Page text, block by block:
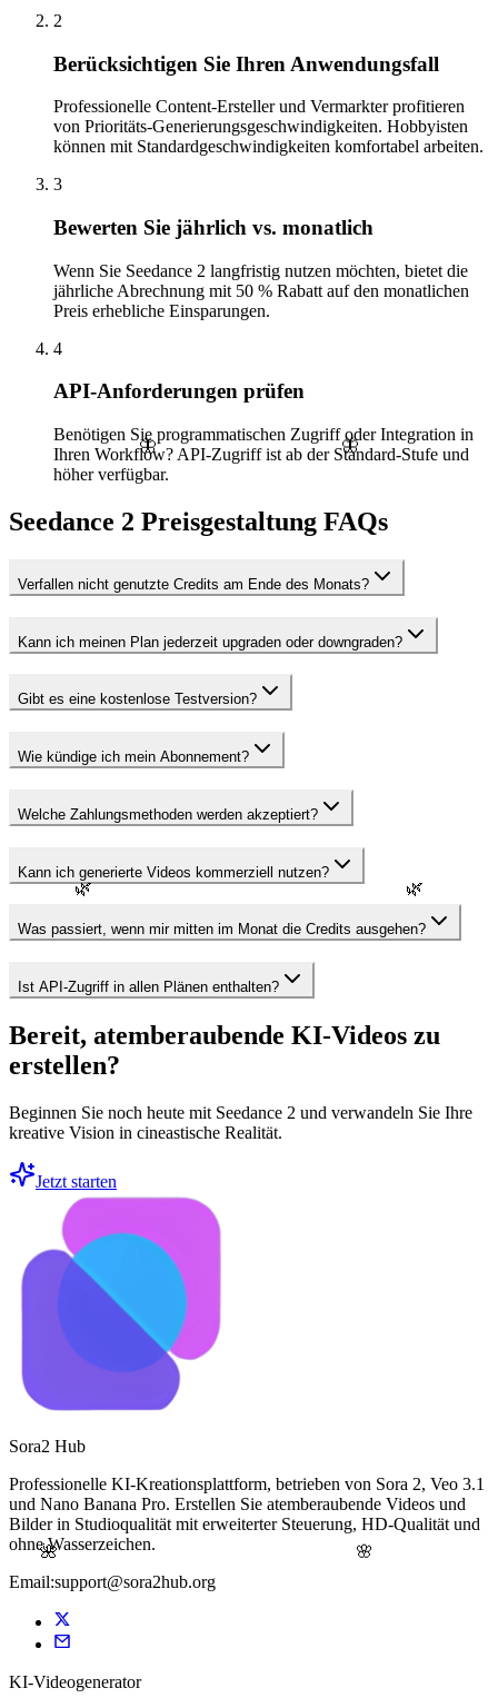
🌿
🌺
🦋
🌿
🌸
🦋
2
Berücksichtigen Sie Ihren Anwendungsfall
Professionelle Content-Ersteller und Vermarkter profitieren
von Prioritäts-Generierungsgeschwindigkeiten. Hobbyisten
können mit Standardgeschwindigkeiten komfortabel arbeiten.
3
Bewerten Sie jährlich vs. monatlich
Wenn Sie Seedance 2 langfristig nutzen möchten, bietet die
jährliche Abrechnung mit 50 % Rabatt auf den monatlichen
Preis erhebliche Einsparungen.
4
API-Anforderungen prüfen
Benötigen Sie programmatischen Zugriff oder Integration in
Ihren Workflow? API-Zugriff ist ab der Standard-Stufe und
höher verfügbar.
Seedance 2 Preisgestaltung FAQs
Verfallen nicht genutzte Credits am Ende des Monats?
Kann ich meinen Plan jederzeit upgraden oder downgraden?
Gibt es eine kostenlose Testversion?
Wie kündige ich mein Abonnement?
Welche Zahlungsmethoden werden akzeptiert?
Kann ich generierte Videos kommerziell nutzen?
Was passiert, wenn mir mitten im Monat die Credits ausgehen?
Ist API-Zugriff in allen Plänen enthalten?
Bereit, atemberaubende KI-Videos zu
erstellen?
Beginnen Sie noch heute mit Seedance 2 und verwandeln Sie Ihre
kreative Vision in cineastische Realität.
Jetzt starten
Sora2 Hub
Professionelle KI-Kreationsplattform, betrieben von Sora 2, Veo 3.1
und Nano Banana Pro. Erstellen Sie atemberaubende Videos und
Bilder in Studioqualität mit erweiterter Steuerung, HD-Qualität und
ohne Wasserzeichen.
Email:support@sora2hub.org
KI-Videogenerator